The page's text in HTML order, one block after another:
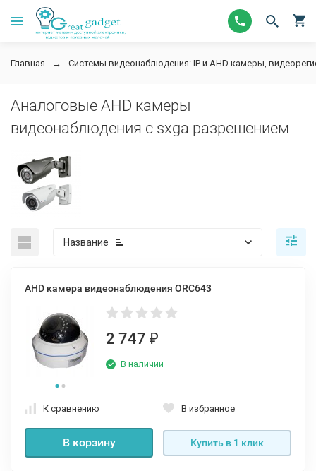
Главная Системы видеонаблюдения: IP и AHD камеры,
Аналоговые AHD камеры
видеонаблюдения с sxga разрешением
Название
AHD камера видеонаблюдения ORC643
2 747 ₽
В наличии
К сравнению В избранное
В корзину Купить в 1 клик